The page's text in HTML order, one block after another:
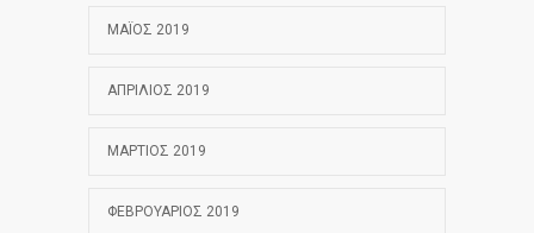
ΜΆΙΟΣ 2019
ΑΠΡΊΛΙΟΣ 2019
ΜΆΡΤΙΟΣ 2019
ΦΕΒΡΟΥΆΡΙΟΣ 2019